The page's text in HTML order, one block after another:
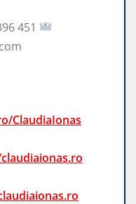
451
ClaudiaIonas